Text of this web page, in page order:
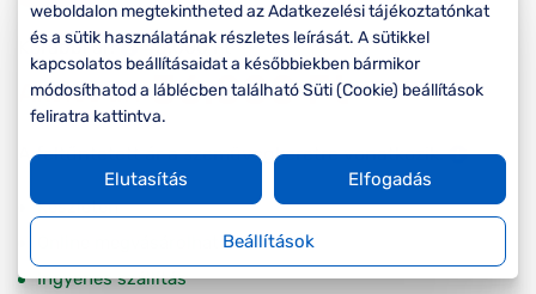
Korábbi ár: 45.000 Ft
Akciós ár: 36.000 Ft
A feltűntetett ár a szemüvegkeretre vonatkozik.
Készleten
Online megvásárolható
Ingyenes szállítás
weboldalon megtekintheted az Adatkezelési tájékoztatónkat
és a sütik használatának részletes leírását. A sütikkel
kapcsolatos beállításaidat a későbbiekben bármikor
módosíthatod a láblécben található Süti (Cookie) beállítások
feliratra kattintva.
Beállítások
Elutasítás Elfogadás